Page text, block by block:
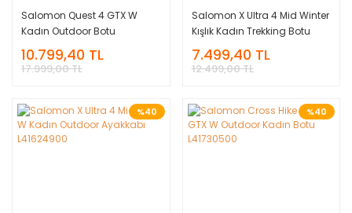
Salomon Quest 4 GTX W
Kadın Outdoor Botu
L47000200
10.799,40 TL
17.999,00 TL
Salomon X Ultra 4 Mid Winter
Kışlık Kadın Trekking Botu
L41365000
7.499,40 TL
12.499,00 TL
%40 %40